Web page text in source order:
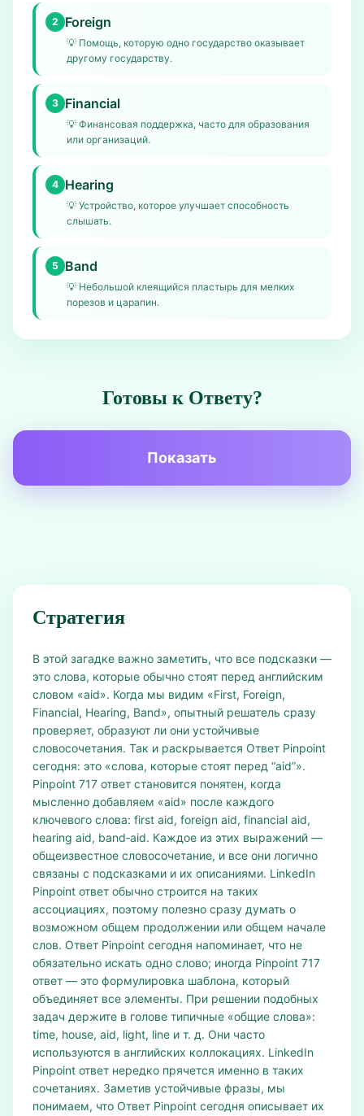
2 Foreign
💡 Помощь, которую одно государство оказывает
другому государству.
3 Financial
💡 Финансовая поддержка, часто для образования
или организаций.
4 Hearing
💡 Устройство, которое улучшает способность
слышать.
5 Band
💡 Небольшой клеящийся пластырь для мелких
порезов и царапин.
Готовы к Ответу?
Показать
Стратегия
В этой загадке важно заметить, что все подсказки —
это слова, которые обычно стоят перед английским
словом «aid». Когда мы видим «First, Foreign,
Financial, Hearing, Band», опытный решатель сразу
проверяет, образуют ли они устойчивые
словосочетания. Так и раскрывается Ответ Pinpoint
сегодня: это «слова, которые стоят перед “aid”».
Pinpoint 717 ответ становится понятен, когда
мысленно добавляем «aid» после каждого
ключевого слова: first aid, foreign aid, financial aid,
hearing aid, band‑aid. Каждое из этих выражений —
общеизвестное словосочетание, и все они логично
связаны с подсказками и их описаниями. LinkedIn
Pinpoint ответ обычно строится на таких
ассоциациях, поэтому полезно сразу думать о
возможном общем продолжении или общем начале
слов. Ответ Pinpoint сегодня напоминает, что не
обязательно искать одно слово; иногда Pinpoint 717
ответ — это формулировка шаблона, который
объединяет все элементы. При решении подобных
задач держите в голове типичные «общие слова»:
time, house, aid, light, line и т. д. Они часто
используются в английских коллокациях. LinkedIn
Pinpoint ответ нередко прячется именно в таких
сочетаниях. Заметив устойчивые фразы, мы
понимаем, что Ответ Pinpoint сегодня описывает их